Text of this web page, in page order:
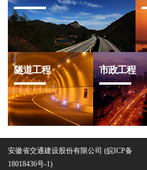
隧道工程 市政工程
安徽省交通建设股份有限公司 (皖ICP备
18018436号-1)